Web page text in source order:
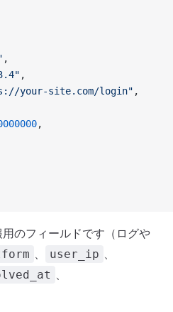
,
,
your-site.com/login" ,
,
用のフィールドです（ログや
、 user_ip 、
、